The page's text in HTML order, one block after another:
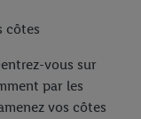
côtes
vous sur
par les
vos côtes